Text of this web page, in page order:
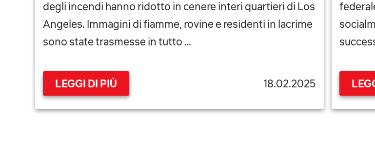
degli incendi hanno ridotto in cenere interi quartieri di Los
Angeles. Immagini di fiamme, rovine e residenti in lacrime
sono state trasmesse in tutto …
LEGGI DI PIÙ 18.02.2025